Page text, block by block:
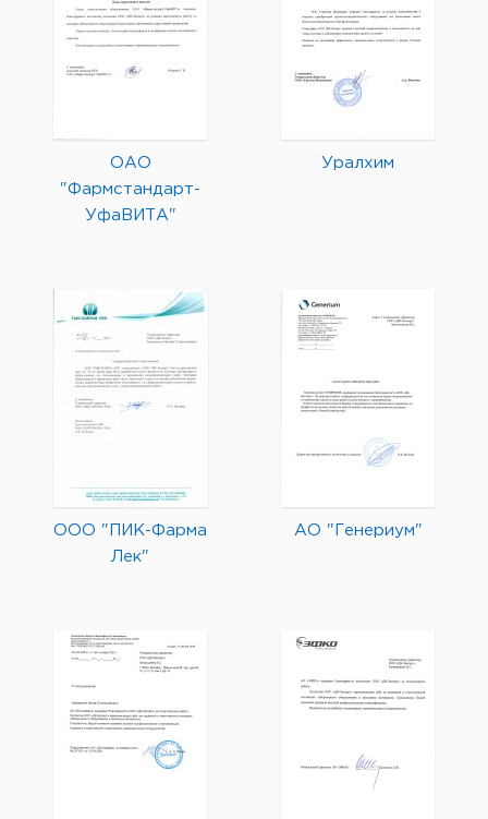
ОАО
"Фармстандарт-
УфаВИТА"
Уралхим
ООО "ПИК-Фарма
Лек"
АО "Генериум"